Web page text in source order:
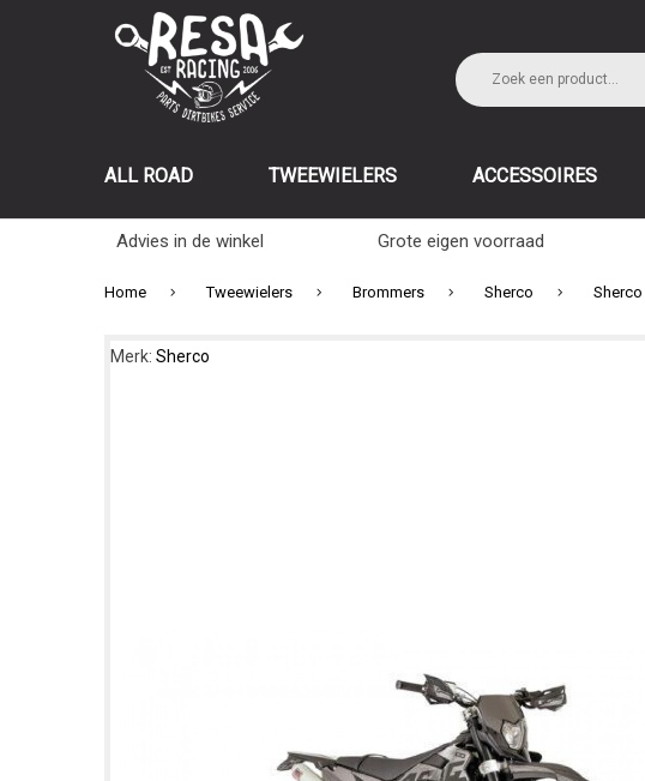
ALL ROAD TWEEWIELERS ACCESSOIRES
Advies in de winkel Grote eigen voorraad
Home Tweewielers Brommers Sherco
Merk: Sherco